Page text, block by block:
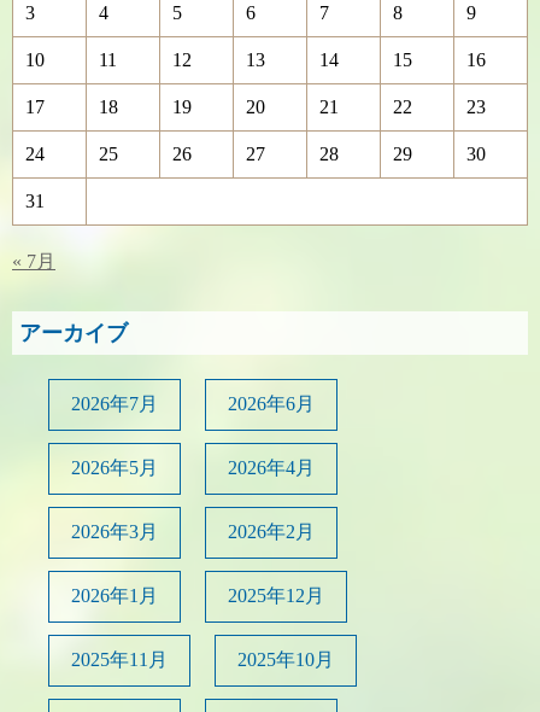
3 4 5 6 7 8 9
10 11 12 13 14 15 16
17 18 19 20 21 22 23
24 25 26 27 28 29 30
31
« 7月
アーカイブ
2026年7月 2026年6月
2026年5月 2026年4月
2026年3月 2026年2月
2026年1月 2025年12月
2025年11月 2025年10月